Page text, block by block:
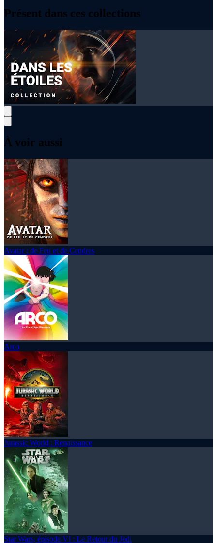
Présent dans ces collections
À voir aussi
Avatar : de Feu et de Cendres
Arco
Jurassic World : Renaissance
Star Wars, épisode VI : Le Retour du Jedi